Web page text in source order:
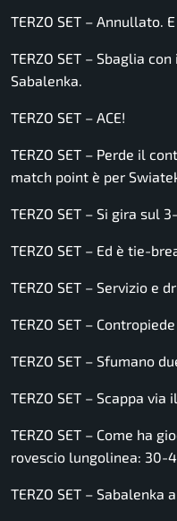
TERZO SET – Annullato.
TERZO SET – Sbaglia
Sabalenka.
TERZO SET – ACE!
TERZO SET – Perde il
match point è per
TERZO SET – Si gira sul
TERZO SET – Ed è tie-
TERZO SET – Servizio e
TERZO SET –
TERZO SET – Sfumano
TERZO SET – Scappa
TERZO SET – Come ha
rovescio lungolinea: 30-
TERZO SET – Sabalenka